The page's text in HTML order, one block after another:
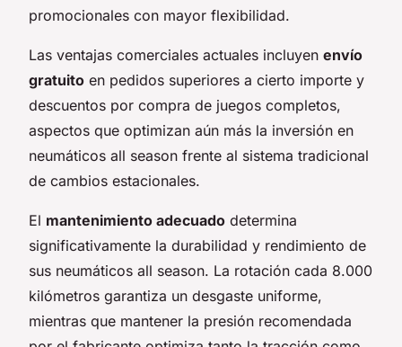
promocionales con mayor flexibilidad.
Las ventajas comerciales actuales incluyen envío
gratuito en pedidos superiores a cierto importe y
descuentos por compra de juegos completos,
aspectos que optimizan aún más la inversión en
neumáticos all season frente al sistema tradicional
de cambios estacionales.
El mantenimiento adecuado determina
significativamente la durabilidad y rendimiento de
sus neumáticos all season. La rotación cada 8.000
kilómetros garantiza un desgaste uniforme,
mientras que mantener la presión recomendada